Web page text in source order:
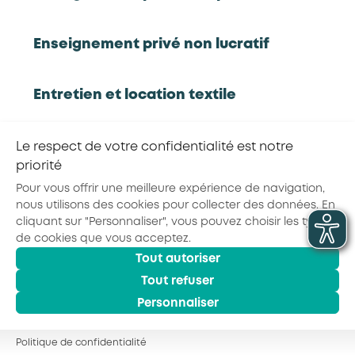
Enseignement privé non lucratif
Entretien et location textile
Exploitations forestières et scieries
agricoles
Hôtels, cafés, restaurants
Organismes de formation
Portage salarial
RETOUR À LA LISTE D'OUTILS AKTO
Partager la page :
© 2026 - AKTO - Tous droits réservés
Conditions générales
Le respect de votre confidentialité est notre
priorité
Pour vous offrir une meilleure expérience de navigation,
nous utilisons des cookies pour collecter des données. En
cliquant sur "Personnaliser", vous pouvez choisir les types
de cookies que vous acceptez.
Tout autoriser
Tout refuser
Personnaliser
Politique de confidentialité